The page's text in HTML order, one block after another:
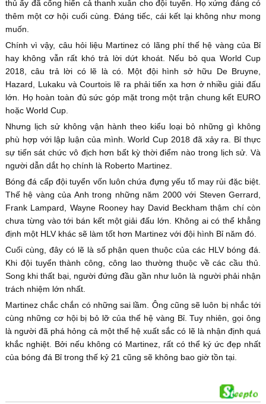
thủ ấy đã cống hiến cả thanh xuân cho đội tuyển. Họ xứng đáng có
thêm một cơ hội cuối cùng. Đáng tiếc, cái kết lại không như mong
muốn.
Chính vì vậy, câu hỏi liệu Martinez có lãng phí thế hệ vàng của Bỉ
hay không vẫn rất khó trả lời dứt khoát. Nếu bỏ qua World Cup
2018, câu trả lời có lẽ là có. Một đội hình sở hữu De Bruyne,
Hazard, Lukaku và Courtois lẽ ra phải tiến xa hơn ở nhiều giải đấu
lớn. Họ hoàn toàn đủ sức góp mặt trong một trận chung kết EURO
hoặc World Cup.
Nhưng lịch sử không vận hành theo kiểu loại bỏ những gì không
phù hợp với lập luận của mình. World Cup 2018 đã xảy ra. Bỉ thực
sự tiến sát chức vô địch hơn bất kỳ thời điểm nào trong lịch sử. Và
người dẫn dắt họ chính là Roberto Martinez.
Bóng đá cấp đội tuyển vốn luôn chứa đựng yếu tố may rủi đặc biệt.
Thế hệ vàng của Anh trong những năm 2000 với Steven Gerrard,
Frank Lampard, Wayne Rooney hay David Beckham thậm chí còn
chưa từng vào tới bán kết một giải đấu lớn. Không ai có thể khẳng
định một HLV khác sẽ làm tốt hơn Martinez với đội hình Bỉ năm đó.
Cuối cùng, đây có lẽ là số phận quen thuộc của các HLV bóng đá.
Khi đội tuyển thành công, công lao thường thuộc về các cầu thủ.
Song khi thất bại, người đứng đầu gần như luôn là người phải nhận
trách nhiệm lớn nhất.
Martinez chắc chắn có những sai lầm. Ông cũng sẽ luôn bị nhắc tới
cùng những cơ hội bị bỏ lỡ của thế hệ vàng Bỉ. Tuy nhiên, gọi ông
là người đã phá hỏng cả một thế hệ xuất sắc có lẽ là nhận định quá
khắc nghiệt. Bởi nếu không có Martinez, rất có thể ký ức đẹp nhất
của bóng đá Bỉ trong thế kỷ 21 cũng sẽ không bao giờ tồn tại.